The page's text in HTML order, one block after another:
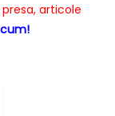
articole